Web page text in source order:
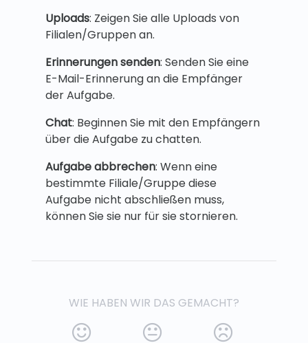
Uploads: Zeigen Sie alle Uploads von
Filialen/Gruppen an.
Erinnerungen senden: Senden Sie eine
E-Mail-Erinnerung an die Empfänger
der Aufgabe.
Chat: Beginnen Sie mit den Empfängern
über die Aufgabe zu chatten.
Aufgabe abbrechen: Wenn eine
bestimmte Filiale/Gruppe diese
Aufgabe nicht abschließen muss,
können Sie sie nur für sie stornieren.
WIE HABEN WIR DAS GEMACHT?